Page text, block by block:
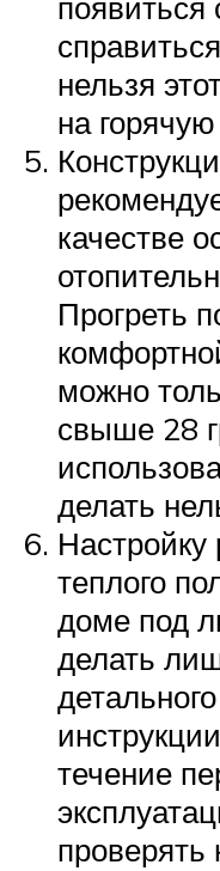
нельзя
на
качестве
Прогреть
можно
свыше 28
делать
теплого
доме под
делать
течение